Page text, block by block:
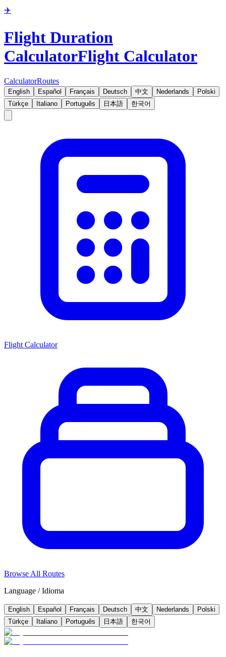
✈️
Flight Duration
CalculatorFlight Calculator
CalculatorRoutes
English Español Français Deutsch 中文 Nederlands
Polski
Türkçe
Italiano Português 日本語 한국어
Flight Calculator
Browse All Routes
Language / Idioma
English Español Français Deutsch 中文 Nederlands
Polski
Türkçe
Italiano Português 日本語 한국어